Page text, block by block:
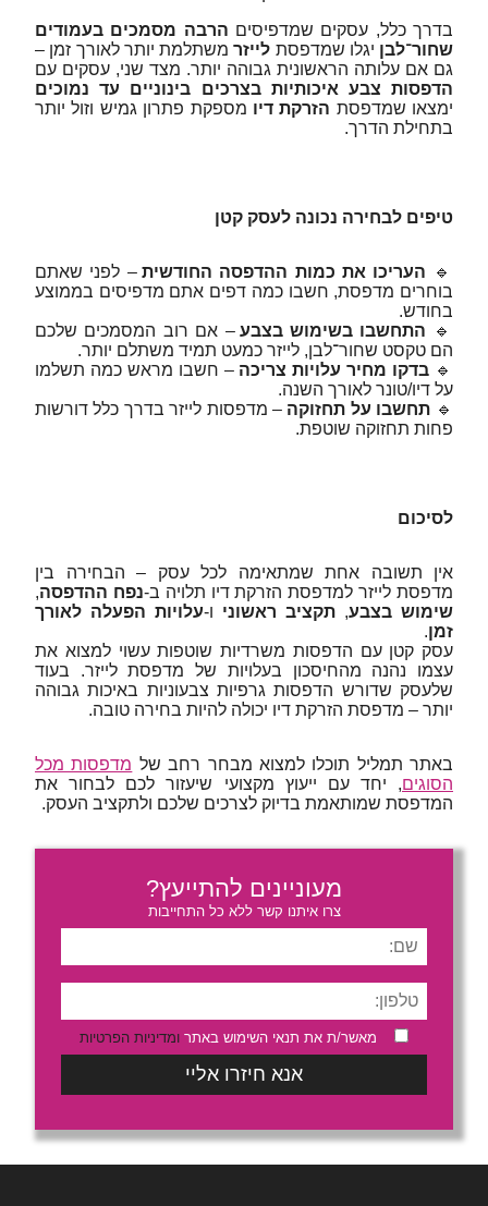
בדרך כלל, עסקים שמדפיסים הרבה מסמכים בעמודים
שחור־לבן יגלו שמדפסת לייזרמשתלמת יותר לאורך זמן –
גם אם עלותה הראשונית גבוהה יותר. מצד שני, עסקים עם
הדפסות צבע איכותיות בצרכים בינוניים עד נמוכים
ימצאו שמדפסת הזרקת דיו מספקת פתרון גמיש וזול יותר
בתחילת הדרך.
טיפים לבחירה נכונה לעסק קטן
🔹 העריכו את כמות ההדפסה החודשית – לפני שאתם
בוחרים מדפסת, חשבו כמה דפים אתם מדפיסים בממוצע
בחודש.
🔹 התחשבו בשימוש בצבע – אם רוב המסמכים שלכם
הם טקסט שחור־לבן, לייזר כמעט תמיד משתלם יותר.
🔹 בדקו מחיר עלויות צריכה – חשבו מראש כמה תשלמו
על דיו/טונר לאורך השנה.
🔹 תחשבו על תחזוקה – מדפסות לייזר בדרך כלל דורשות
פחות תחזוקה שוטפת.
לסיכום
אין תשובה אחת שמתאימה לכל עסק – הבחירה בין
מדפסת לייזר למדפסת הזרקת דיו תלויה ב-נפח ההדפסה,
שימוש בצבע, תקציב ראשוני ו-עלויות הפעלה לאורך
זמן.
עסק קטן עם הדפסות משרדיות שוטפות עשוי למצוא את
עצמו נהנה מהחיסכון בעלויות של מדפסת לייזר. בעוד
שלעסק שדורש הדפסות גרפיות צבעוניות באיכות גבוהה
יותר – מדפסת הזרקת דיו יכולה להיות בחירה טובה.
באתר תמליל תוכלו למצוא מבחר רחב של מדפסות מכל
הסוגים, יחד עם ייעוץ מקצועי שיעזור לכם לבחור את
המדפסת שמותאמת בדיוק לצרכים שלכם ולתקציב העסק.
מעוניינים להתייעץ?
צרו איתנו קשר ללא כל התחייבות
מאשר/ת את תנאי השימוש באתר ומדיניות הפרטיות